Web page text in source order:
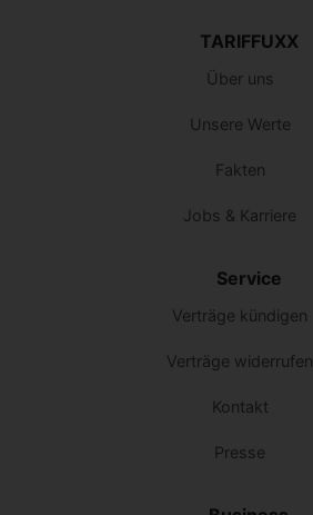
TARIFFUXX
Über uns
Unsere Werte
Fakten
Jobs & Karriere
Service
Verträge kündigen
Verträge widerrufen
Kontakt
Presse